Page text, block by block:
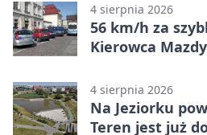
4 sierpnia 2026
56 km/h za
Kierowca
4 sierpnia 2026
Na Jeziorku
Teren jest już